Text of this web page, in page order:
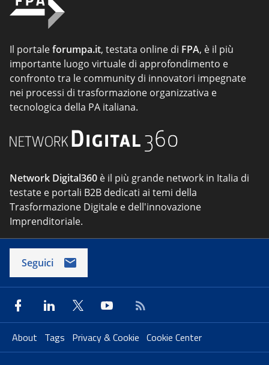
Il portaleforumpa.it, testata online di FPA, è il più
importante luogo virtuale di approfondimento e
confronto tra le community di innovatori impegnate
nei processi di trasformazione organizzativa e
tecnologica della PA italiana.
Network Digital360 è il più grande network in Italia di
testate e portali B2B dedicati ai temi della
Trasformazione Digitale e dell'innovazione
Imprenditoriale.
Seguici
About Tags Privacy & Cookie Cookie Center